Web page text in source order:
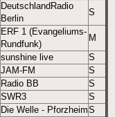
DeutschlandRadio
Berlin
S
ERF 1 (Evangeliums-
Rundfunk)
M
sunshine live
S
JAM-FM
S
Radio BB
S
SWR3
S
Die Welle - PforzheimS